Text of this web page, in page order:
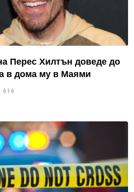
Перес Хилтън доведе до
в дома му в Маями
616